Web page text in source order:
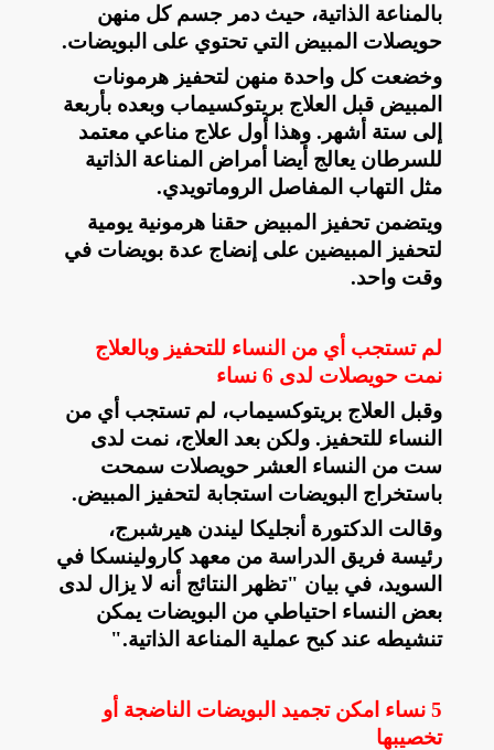
بالمناعة الذاتية، حيث دمر جسم كل منهن
حويصلات المبيض التي تحتوي على البويضات.
وخضعت كل واحدة منهن لتحفيز هرمونات
المبيض قبل العلاج بريتوكسيماب وبعده بأربعة
إلى ستة أشهر. وهذا أول علاج مناعي معتمد
للسرطان يعالج أيضا أمراض المناعة الذاتية
مثل التهاب المفاصل الروماتويدي.
ويتضمن تحفيز المبيض حقنا هرمونية يومية
لتحفيز المبيضين على إنضاج عدة بويضات في
وقت واحد.
لم تستجب أي من النساء للتحفيز وبالعلاج
نمت حويصلات لدى 6 نساء
وقبل العلاج بريتوكسيماب، لم تستجب أي من
النساء للتحفيز. ولكن بعد العلاج، نمت لدى
ست من النساء العشر حويصلات سمحت
باستخراج البويضات استجابة لتحفيز المبيض.
وقالت الدكتورة أنجليكا ليندن هيرشبرج،
رئيسة فريق الدراسة من معهد كارولينسكا في
السويد، في بيان "تظهر النتائج أنه لا يزال لدى
بعض النساء احتياطي من البويضات يمكن
تنشيطه عند كبح عملية المناعة الذاتية".
5 نساء امكن تجميد البويضات الناضجة أو
تخصيبها